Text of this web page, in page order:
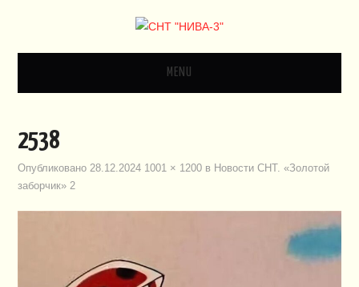
MENU
ВИДЕО
2538
Опубликовано 28.12.2024 1001 × 1200 в Новости СНТ. «Золотой
заборчик» 2